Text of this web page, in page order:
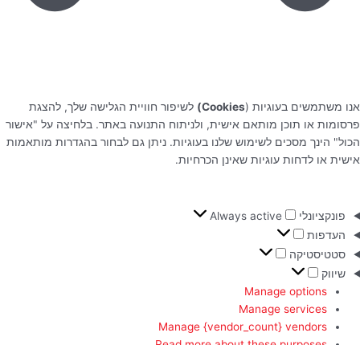
אנו משתמשים בעוגיות (Cookies)
לשיפור חוויית הגלישה שלך, להצגת
פרסומות או תוכן מותאם אישית, ולניתוח התנועה באתר. בלחיצה על "אישור
הכול" הינך מסכים לשימוש שלנו בעוגיות. ניתן גם לבחור בהגדרות מותאמות
אישית או לדחות עוגיות שאינן הכרחיות.
פונקציונלי
Always active
העדפות
סטטיסטיקה
שיווק
Manage options
Manage services
Manage {vendor_count} vendors